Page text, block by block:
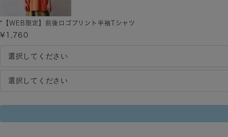
*【WEB限定】前後ロゴプリント半袖Tシャツ
¥1,760